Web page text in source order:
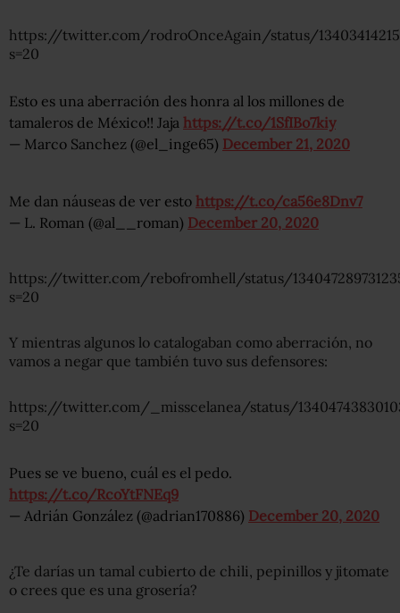
https://twitter.com/rodroOnceAgain/status/
s=20
Esto es una aberración des honra al los millones de
tamaleros de México!! Jaja https://t.co/1SfIBo7kiy
— Marco Sanchez (@el_inge65) December 21, 2020
Me dan náuseas de ver esto https://t.co/ca56e8Dnv7
— L. Roman (@al__roman) December 20, 2020
https://twitter.com/rebofromhell/status/
s=20
Y mientras algunos lo catalogaban como aberración, no
vamos a negar que también tuvo sus defensores:
https://twitter.com/_misscelanea/status/
s=20
Pues se ve bueno, cuál es el pedo.
https://t.co/RcoYtFNEq9
— Adrián González (@adrian170886) December 20, 2020
¿Te darías un tamal cubierto de chili, pepinillos y jitomate
o crees que es una grosería?